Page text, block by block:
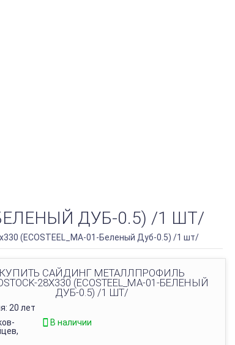
ДУБ-0.5) /1 ШТ/
(ECOSTEEL_MA-01-Беленый Дуб-0.5) /1 шт/
КУПИТЬ САЙДИНГ МЕТАЛЛПРОФИЛЬ
28Х330 (ECOSTEEL_MA-01-БЕЛЕНЫЙ
ДУБ-0.5) /1 ШТ/
20 лет
В наличии